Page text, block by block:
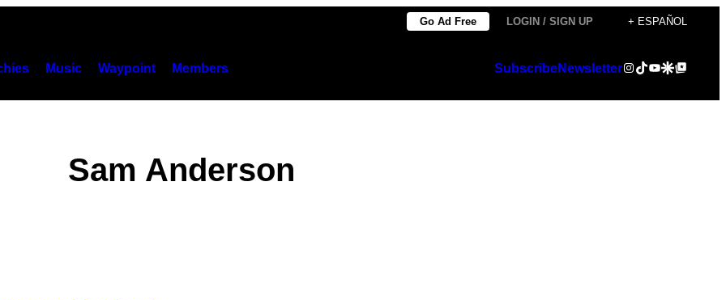
Go Ad Free LOGIN / SIGN UP + ESPAÑOL
Music Waypoint Members SubscribeNewsletterInstagram
TikTok
YouTube
Google Discover
Google Top Posts
Sam Anderson